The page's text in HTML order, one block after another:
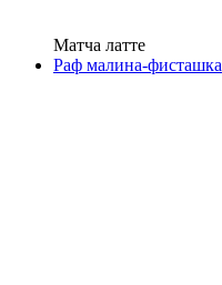
Матча латте
Раф малина-фисташка